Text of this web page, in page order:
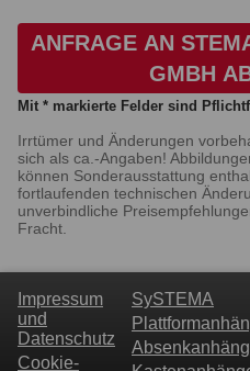
ANFRAGE AN
GMBH
Mit * markierte Felder sind
Irrtümer und Änderungen
sich als ca.-Angaben!
können Sonderausstattung
fortlaufenden technischen
unverbindliche
Fracht.
Impressum
und
Datenschutz
Cookie-
SySTEMA